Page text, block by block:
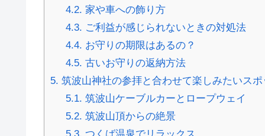
4.2. 家や車への飾り方
4.3. ご利益が感じられないときの対処法
4.4. お守りの期限はあるの？
4.5. 古いお守りの返納方法
5. 筑波山神社の参拝と合わせて楽しみたいスポ
5.1. 筑波山ケーブルカーとロープウェイ
5.2. 筑波山頂からの絶景